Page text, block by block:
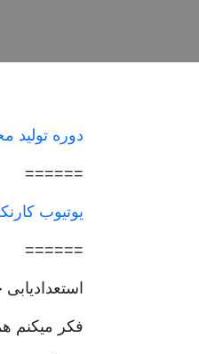
دوره تولید
======
یوتیوب
======
فکر میکنم